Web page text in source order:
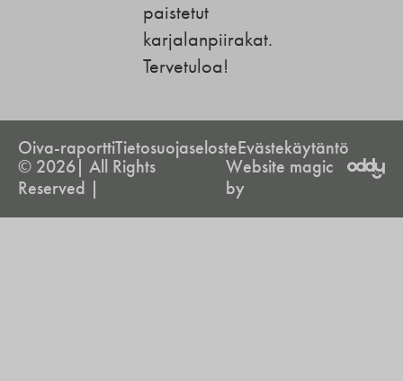
paistetut
karjalanpiirakat.
Tervetuloa!
Oiva-raporttiTietosuojaselosteEvästekäytäntö
© 2026| All Rights
Reserved |
Website magic
by